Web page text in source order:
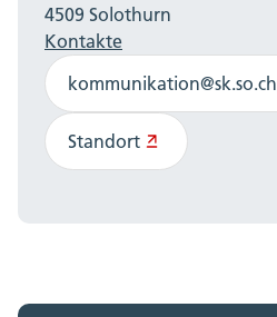
4509 Solothurn
Kontakte
kommunikation@sk.so.ch
Standort